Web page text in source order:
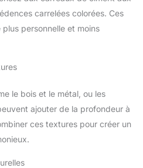
carrelées colorées. Ces
personnelle et moins
le bois et le métal, ou les
ajouter de la profondeur à
ces textures pour créer un